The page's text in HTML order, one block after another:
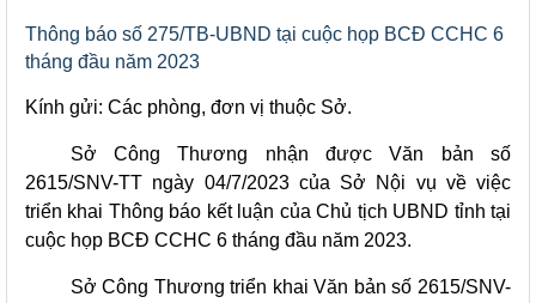
Thông báo số 275/TB-UBND tại cuộc họp BCĐ CCHC 6
tháng đầu năm 2023​
Kính gửi: Các phòng, đơn vị thuộc Sở.
Sở Công Thương nhận được Văn bản số
2615/SNV-TT ngày 04/7/2023 của Sở Nội vụ về việc
triển khai Thông báo kết luận của Chủ tịch UBND tỉnh tại
cuộc họp BCĐ CCHC 6 tháng đầu năm 2023.
Sở Công Thương triển khai Văn bản số 2615/SNV-